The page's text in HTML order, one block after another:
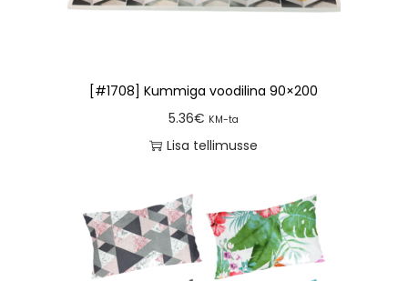
[#1708] Kummiga voodilina 90×200
5.36€ KM-ta
Lisa tellimusse